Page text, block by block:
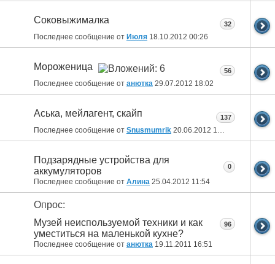
Соковыжималка
Последнее сообщение от Июля 18.10.2012 00:26
32
Мороженица
Последнее сообщение от анютка 29.07.2012 18:02
56
Aська, мейлагент, скайп
Последнее сообщение от Snusmumrik 20.06.2012 16:19
137
Подзарядные устройства для
аккумуляторов
Последнее сообщение от Алина 25.04.2012 11:54
0
Опрос:
Музей неиспользуемой техники и как
уместиться на маленькой кухне?
Последнее сообщение от анютка 19.11.2011 16:51
96